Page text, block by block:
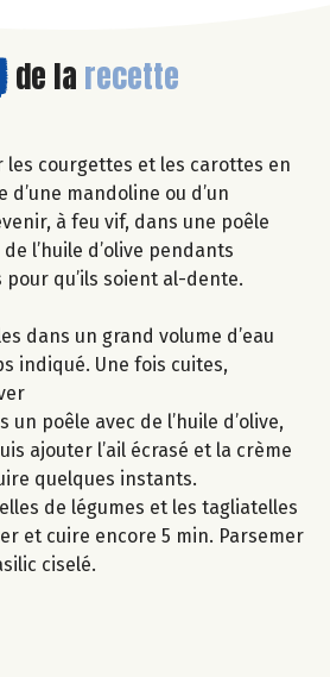
de la recette
les courgettes et les carottes en
d’une mandoline ou d’un
à feu vif, dans une poêle
l’huile d’olive pendants
qu’ils soient al-dente.
dans un grand volume d’eau
indiqué. Une fois cuites,
un poêle avec de l’huile d’olive,
ajouter l’ail écrasé et la crème
quelques instants.
de légumes et les tagliatelles
et cuire encore 5 min. Parsemer
ciselé.